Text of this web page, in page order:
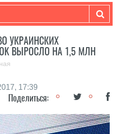
УКРАИНСКИХ
ВЫРОСЛО НА 1,5 МЛН
17:39
Поделиться: